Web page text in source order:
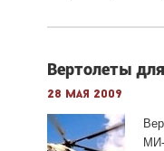
Вертолеты
28 мая 2009